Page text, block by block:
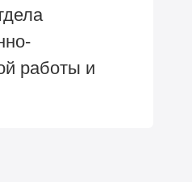
работы и